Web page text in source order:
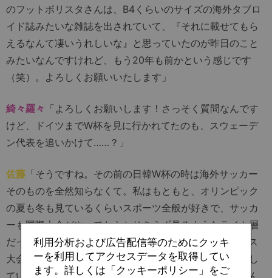
のフットボリスタさんは、B4くらいのサイズの海外タブロ
イド誌みたいな雑誌を出されていて、『それに載せてもら
えるなんて凄いうれしいな』と思っていたのが昨日のこと
みたいなんですけれど、もう20年も前かという感じです
（笑）。よろしくお願いいたします」
綺々羅々 「よろしくお願いします！さっそく質問なんです
けど、ドイツまでW杯を見に行かれてたのも、スウェーデ
ン代表を追いかけて……？」
佐藤 「そうですね。その前の日韓W杯の時は海外サッカー
そのものを全然知らなくて。私はもともと、オリンピック
の夏も冬も見ているくらいスポーツ全般が好きで、サッカ
ーも国際大会がやってたらとりあえず見るようなライト層
だったんですよね。それで一番最初に見たW杯はフランス
大会でしたけれど、スウェーデンは予選で敗退して出場し
ていなかったので、その時はまだ触れる機会がなかったん
利用分析および広告配信等のためにクッキ
ーを利用してアクセスデータを取得してい
ます。詳しくは「クッキーポリシー」をご